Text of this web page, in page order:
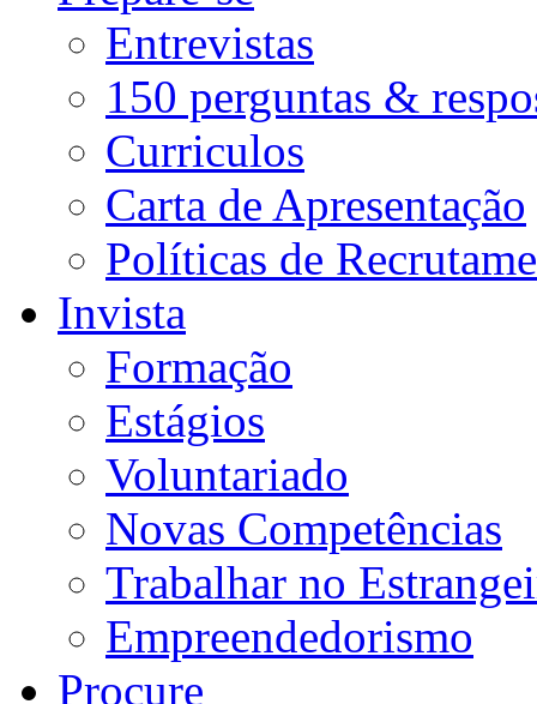
Entrevistas
150 perguntas &
Curriculos
Carta de Apresentação
Políticas de
Invista
Formação
Estágios
Voluntariado
Novas Competências
Trabalhar no
Empreendedorismo
Procure